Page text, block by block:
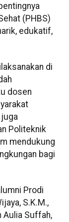
(PHBS)
edukatif,
di
dosen
Politeknik
mendukung
bagi
Prodi
S.K.M.,
Aulia Suffah,